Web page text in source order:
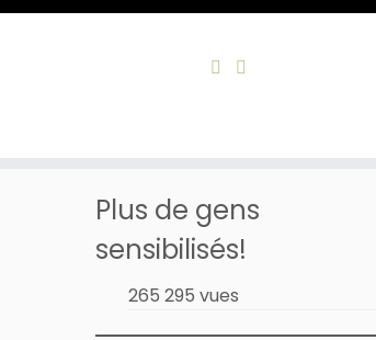
Plus de gens
sensibilisés!
265 295 vues